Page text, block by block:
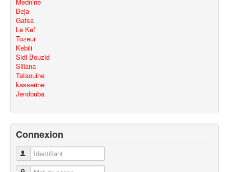
Beja
Gafsa
Le Kef
Tozeur
Kebili
Sidi Bouzid
Siliana
Tataouine
kasserine
Jendouba
Connexion
Identifiant